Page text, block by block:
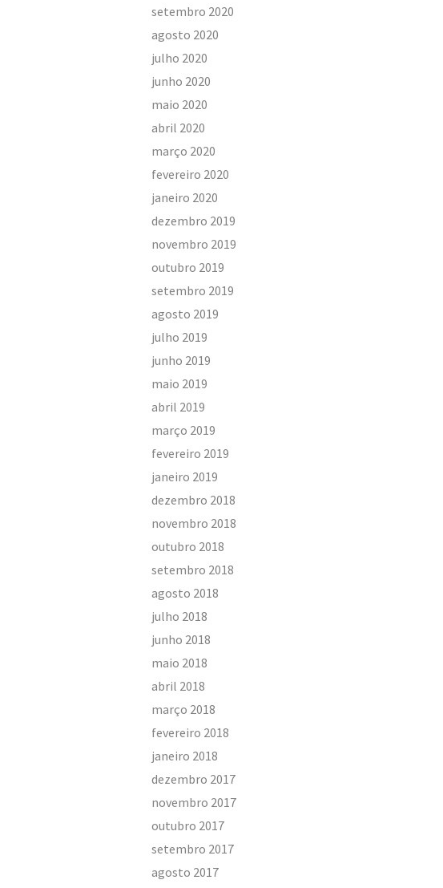
setembro 2020
agosto 2020
julho 2020
junho 2020
maio 2020
abril 2020
março 2020
fevereiro 2020
janeiro 2020
dezembro 2019
novembro 2019
outubro 2019
setembro 2019
agosto 2019
julho 2019
junho 2019
maio 2019
abril 2019
março 2019
fevereiro 2019
janeiro 2019
dezembro 2018
novembro 2018
outubro 2018
setembro 2018
agosto 2018
julho 2018
junho 2018
maio 2018
abril 2018
março 2018
fevereiro 2018
janeiro 2018
dezembro 2017
novembro 2017
outubro 2017
setembro 2017
agosto 2017